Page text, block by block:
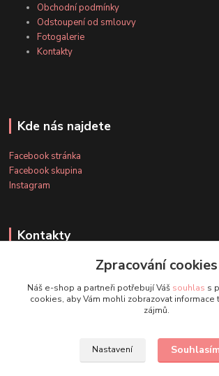
Obchodní podmínky
Odstoupení od smlouvy
Fotogalerie
Kontakty
Kde nás najdete
Facebook stránka
Facebook skupina
Instagram
Kontakty
+420 607 163 127
(Po-Pá, 8-20 hod., So-Ne, 8-14 hod.)
Zpracování cookies
Náš e-shop a partneři potřebují Váš souhlas s
cookies, aby Vám mohli zobrazovat informace
zájmů.
Nastavení